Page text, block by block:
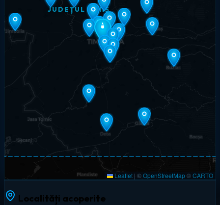
JUDEȚUL TIMIȘ
Leaflet | ©OpenStreetMap©CARTO
Localități acoperite